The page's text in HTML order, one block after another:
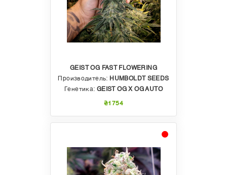
GEIST OG FAST FLOWERING
Производитель: HUMBOLDT SEEDS
Генетика: GEIST OG X OG AUTO
₴1754